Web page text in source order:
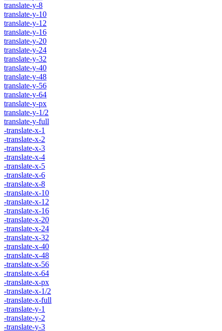
translate-y-8
translate-y-10
translate-y-12
translate-y-16
translate-y-20
translate-y-24
translate-y-32
translate-y-40
translate-y-48
translate-y-56
translate-y-64
translate-y-px
translate-y-1/2
translate-y-full
-translate-x-1
-translate-x-2
-translate-x-3
-translate-x-4
-translate-x-5
-translate-x-6
-translate-x-8
-translate-x-10
-translate-x-12
-translate-x-16
-translate-x-20
-translate-x-24
-translate-x-32
-translate-x-40
-translate-x-48
-translate-x-56
-translate-x-64
-translate-x-px
-translate-x-1/2
-translate-x-full
-translate-y-1
-translate-y-2
-translate-y-3